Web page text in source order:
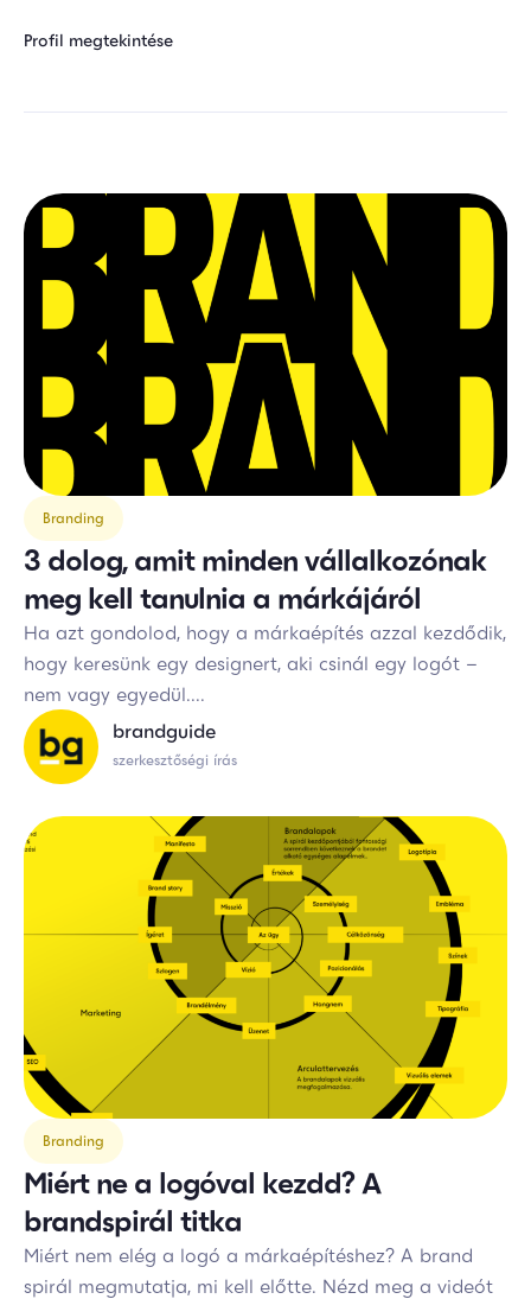
Profil megtekintése
Branding
3 dolog, amit minden vállalkozónak
meg kell tanulnia a márkájáról
Ha azt gondolod, hogy a márkaépítés azzal kezdődik,
hogy keresünk egy designert, aki csinál egy logót –
nem vagy egyedül....
brandguide
szerkesztőségi írás
Branding
Miért ne a logóval kezdd? A
brandspirál titka
Miért nem elég a logó a márkaépítéshez? A brand
spirál megmutatja, mi kell előtte. Nézd meg a videót